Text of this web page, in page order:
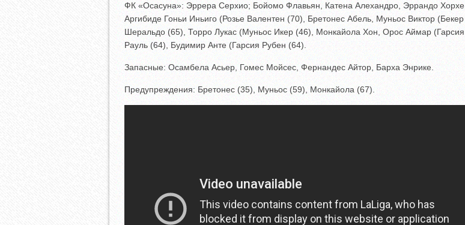
ФК «Осасуна»: Эррера Серхио; Бойомо Флавьян, Катена Алехандро, Эррандо Хорхе,
Аргибиде Гоньи Иньиго (Розье Валентен (70), Бретонес Абель, Муньос Виктор (Бекер
Шеральдо (65), Торро Лукас (Муньос Икер (46), Монкайола Хон, Орос Аймар (Гарсия
Рауль (64), Будимир Анте (Гарсия Рубен (64).
Запасные: Осамбела Асьер, Гомес Мойсес, Фернандес Айтор, Барха Энрике.
Предупреждения: Бретонес (35), Муньос (59), Монкайола (67).